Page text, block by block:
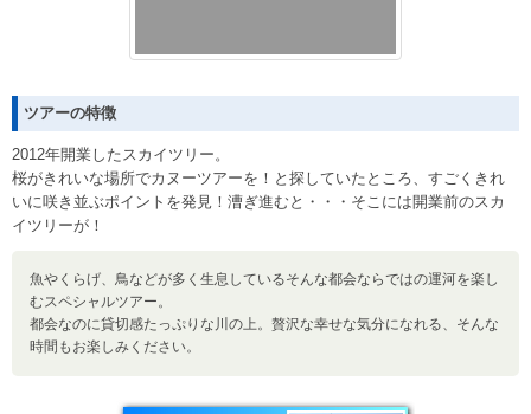
ツアーの特徴
2012年開業したスカイツリー。
桜がきれいな場所でカヌーツアーを！と探していたところ、すごくきれ
いに咲き並ぶポイントを発見！漕ぎ進むと・・・そこには開業前のスカ
イツリーが！
魚やくらげ、鳥などが多く生息しているそんな都会ならではの運河を楽し
むスペシャルツアー。
都会なのに貸切感たっぷりな川の上。贅沢な幸せな気分になれる、そんな
時間もお楽しみください。